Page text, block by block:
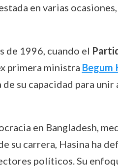
en varias
de 1996, cuando el
primera ministra Begum
su capacidad para unir
en Bangladesh,
su carrera, Hasina ha
políticos. Su